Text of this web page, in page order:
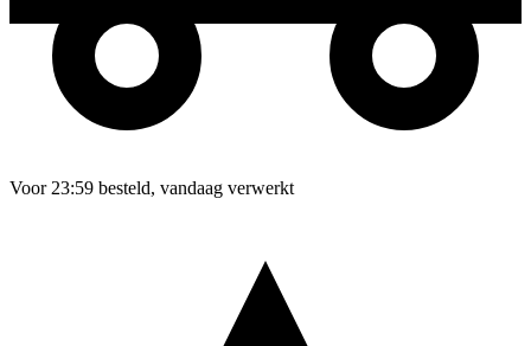
Voor 23:59 besteld, vandaag verwerkt